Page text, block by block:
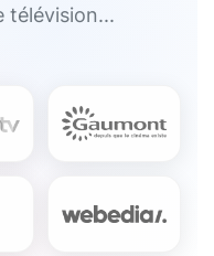
télévision...